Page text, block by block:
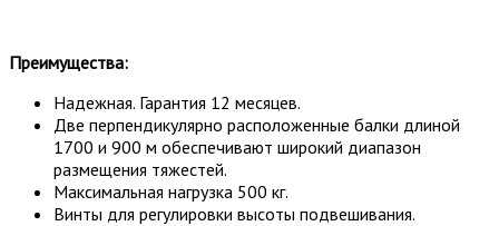
Преимущества:
Надежная. Гарантия 12 месяцев.
Две перпендикулярно расположенные балки длиной
1700 и 900 м обеспечивают широкий диапазон
размещения тяжестей.
Максимальная нагрузка 500 кг.
Винты для регулировки высоты подвешивания.